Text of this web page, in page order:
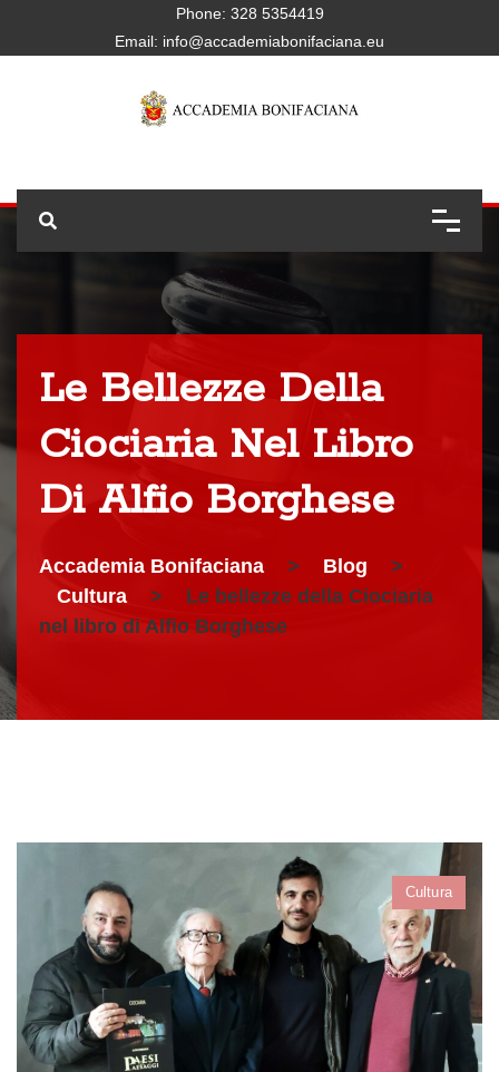
Phone: 328 5354419
Email: info@accademiabonifaciana.eu
Le Bellezze Della
Ciociaria Nel Libro
Di Alfio Borghese
Accademia Bonifaciana > Blog
>
Cultura
>
Le bellezze della Ciociaria
nel libro di Alfio Borghese
Cultura